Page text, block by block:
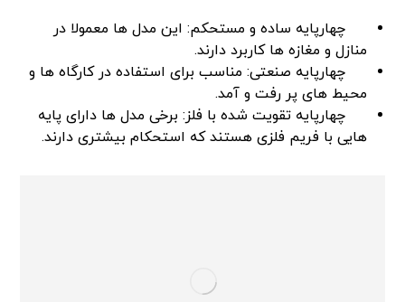
چهارپایه ساده و مستحکم: این مدل ها معمولا در
منازل و مغازه ها کاربرد دارند.
چهارپایه صنعتی: مناسب برای استفاده در کارگاه ها و
محیط های پر رفت و آمد.
چهارپایه تقویت شده با فلز: برخی مدل ها دارای پایه
هایی با فریم فلزی هستند که استحکام بیشتری دارند.